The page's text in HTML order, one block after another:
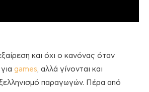
και όχι ο κανόνας όταν
games, αλλά γίνονται και
παραγωγών. Πέρα από